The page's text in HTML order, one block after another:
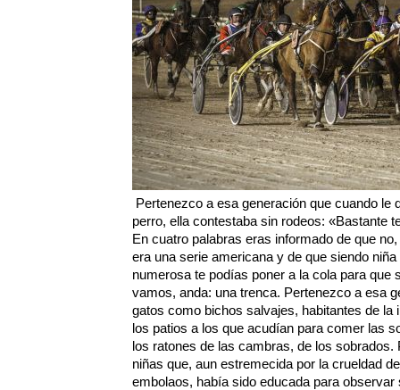
Pertenezco a esa generación que cuando le
perro, ella contestaba sin rodeos: «Bastante
En cuatro palabras eras informado de que
era una serie americana y de que siendo
numerosa te podías poner a la cola para que
vamos, anda: una trenca. Pertenezco a esa
gatos como bichos salvajes, habitantes de la
los patios a los que acudían para comer las
los ratones de las cambras, de los
niñas que, aun estremecida por la crueldad
embolaos, había sido educada para observar